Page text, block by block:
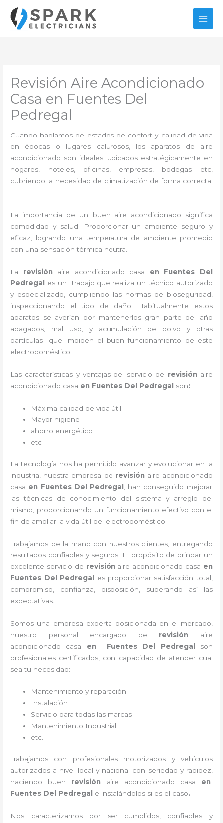
contenido
Revisión Aire Acondicionado
Casa en Fuentes Del
Pedregal
Cuando hablamos de estados de confort y calidad de vida
en épocas o lugares calurosos, los aparatos de aire
acondicionado son ideales; ubicados estratégicamente en
hogares, hoteles, oficinas, empresas, bodegas etc,
cubriendo la necesidad de climatización de forma correcta.
La importancia de un buen aire acondicionado significa
comodidad y salud. Proporcionar un ambiente seguro y
eficaz, logrando una temperatura de ambiente promedio
con una sensación térmica neutra.
La revisión aire acondicionado casa en Fuentes Del
Pedregal
es un
trabajo que realiza un técnico autorizado
y especializado, cumpliendo las normas de bioseguridad,
inspeccionando el tipo de daño. Habitualmente estos
aparatos se averían por mantenerlos gran parte del año
apagados, mal uso, y acumulación de polvo y otras
partículas| que impiden el buen funcionamiento de este
electrodoméstico.
Las características y ventajas del servicio de revisión aire
acondicionado casa en Fuentes Del Pedregal son:
Máxima calidad de vida útil
Mayor higiene
ahorro energético
etc
La tecnología nos ha permitido avanzar y evolucionar en la
industria, nuestra empresa de revisión aire acondicionado
casa en Fuentes Del Pedregal , han conseguido mejorar
las técnicas de conocimiento del sistema y arreglo del
mismo, proporcionando un funcionamiento efectivo con el
fin de ampliar la vida útil del electrodoméstico.
Trabajamos de la mano con nuestros clientes, entregando
resultados confiables y seguros. El propósito de brindar un
excelente servicio de revisión aire acondicionado casa en
Fuentes Del Pedregal
es proporcionar satisfacción total,
compromiso, confianza, disposición, superando así las
expectativas.
Somos una empresa experta posicionada en el mercado,
nuestro personal encargado de revisión aire
acondicionado casa en Fuentes Del Pedregal
son
profesionales certificados, con capacidad de atender cual
sea tu necesidad:
Mantenimiento y reparación
Instalación
Servicio para todas las marcas
Mantenimiento Industrial
etc.
Trabajamos con profesionales motorizados y vehículos
autorizados a nivel local y nacional con seriedad y rapidez,
haciendo buen revisión aire acondicionado casa en
Fuentes Del Pedregal e instalándolos si es el caso.
Nos caracterizamos por ser cumplidos, confiables y